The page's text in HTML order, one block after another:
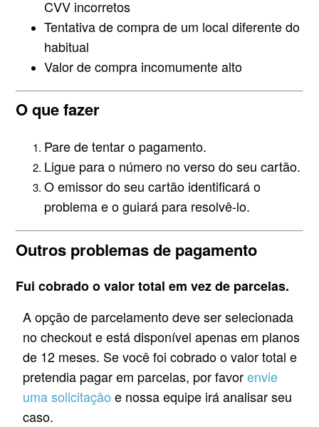
CVV incorretos
Tentativa de compra de um local diferente do
habitual
Valor de compra incomumente alto
O que fazer
Pare de tentar o pagamento.
Ligue para o número no verso do seu cartão.
O emissor do seu cartão identificará o
problema e o guiará para resolvê-lo.
Outros problemas de pagamento
Fui cobrado o valor total em vez de parcelas.
A opção de parcelamento deve ser selecionada
no checkout e está disponível apenas em planos
de 12 meses. Se você foi cobrado o valor total e
pretendia pagar em parcelas, por favorenvie
uma solicitação e nossa equipe irá analisar seu
caso.